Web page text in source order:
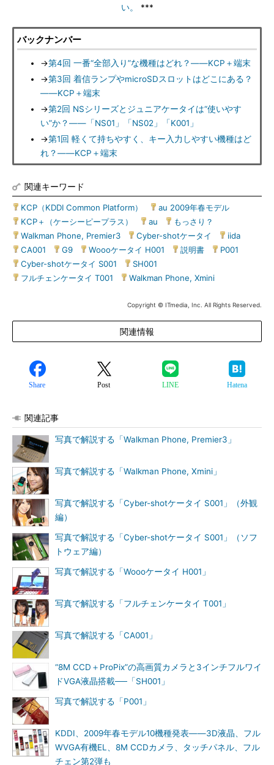
い。
***
バックナンバー
→第4回 一番“全部入り”な機種はどれ？――KCP＋端末
→第3回 着信ランプやmicroSDスロットはどこにある？
――KCP＋端末
→第2回 NSシリーズとジュニアケータイは“使いやす
い”か？――「NS01」「NS02」「K001」
→第1回 軽くて持ちやすく、キー入力しやすい機種はど
れ？――KCP＋端末
関連キーワード
KCP（KDDI Common Platform） au 2009年春モデル
KCP＋（ケーシーピープラス）
au もっさり？
Walkman Phone, Premier3
Cyber-shotケータイ iida
CA001
G9 Woooケータイ H001 説明書 P001
Cyber-shotケータイ S001
SH001
フルチェンケータイ T001
Walkman Phone, Xmini
Copyright © ITmedia, Inc. All Rights Reserved.
関連情報
Share Post LINE Hatena
関連記事
写真で解説する「Walkman Phone, Premier3」
写真で解説する「Walkman Phone, Xmini」
写真で解説する「Cyber-shotケータイ S001」（外観
編）
写真で解説する「Cyber-shotケータイ S001」（ソフ
トウェア編）
写真で解説する「Woooケータイ H001」
写真で解説する「フルチェンケータイ T001」
写真で解説する「CA001」
“8M CCD＋ProPix”の高画質カメラと3インチフルワイ
ドVGA液晶搭載──「SH001」
写真で解説する「P001」
KDDI、2009年春モデル10機種発表――3D液晶、フル
WVGA有機EL、8M CCDカメラ、タッチパネル、フル
チェン第2弾も